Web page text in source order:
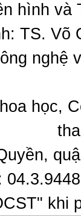
hình
TS.
nghệ
học,
khi